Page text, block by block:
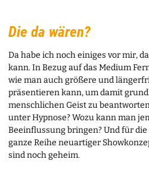
Die da wären?
Da habe ich noch einiges vor mir,
kann. In Bezug auf das Medium
wie man auch größere und
präsentieren kann, um damit
menschlichen Geist zu
unter Hypnose? Wozu kann man
Beeinflussung bringen? Und für
ganze Reihe neuartiger
sind noch geheim.